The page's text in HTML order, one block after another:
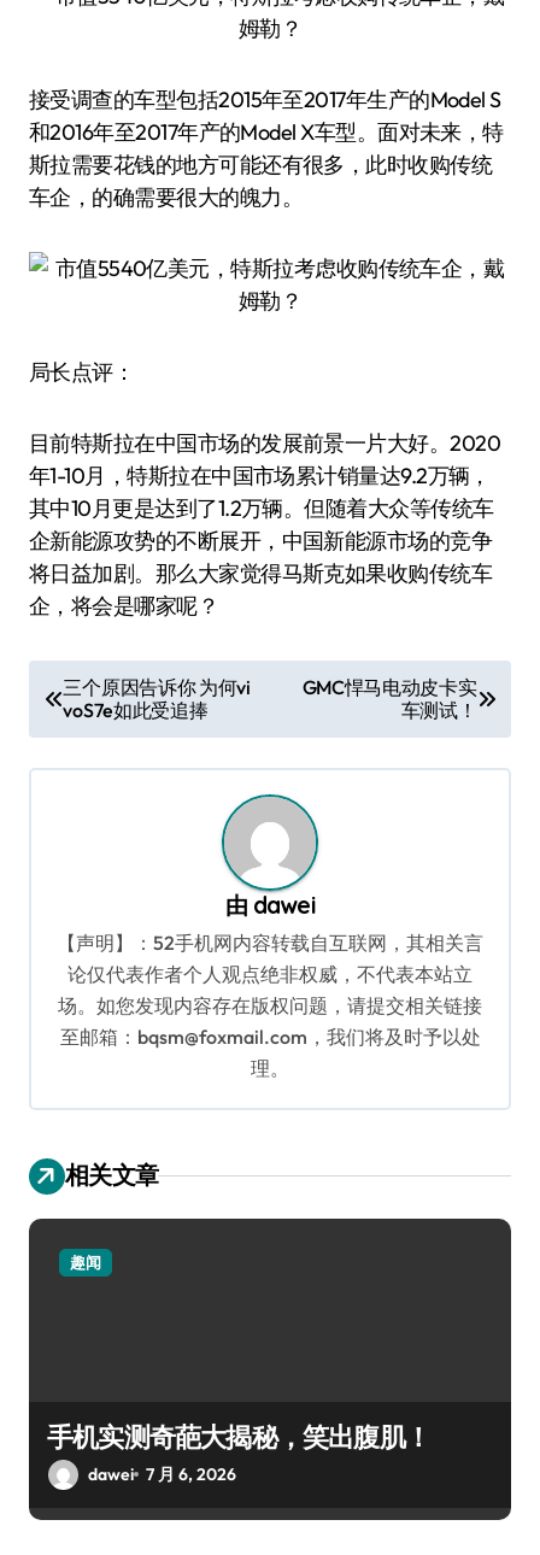
接受调查的车型包括2015年至2017年生产的Model S
和2016年至2017年产的Model X车型。面对未来，特
斯拉需要花钱的地方可能还有很多，此时收购传统
车企，的确需要很大的魄力。
局长点评：
目前特斯拉在中国市场的发展前景一片大好。2020
年1-10月，特斯拉在中国市场累计销量达9.2万辆，
其中10月更是达到了1.2万辆。但随着大众等传统车
企新能源攻势的不断展开，中国新能源市场的竞争
将日益加剧。那么大家觉得马斯克如果收购传统车
企，将会是哪家呢？
章
导
三个原因告诉你 为何vi
voS7e如此受追捧
GMC悍马电动皮卡实
车测试！
由 dawei
【声明】：52手机网内容转载自互联网，其相关言
论仅代表作者个人观点绝非权威，不代表本站立
场。如您发现内容存在版权问题，请提交相关链接
至邮箱：bqsm@foxmail.com，我们将及时予以处
理。
相关文章
趣闻
手机实测奇葩大揭秘，笑出腹肌！
dawei 7 月 6, 2026